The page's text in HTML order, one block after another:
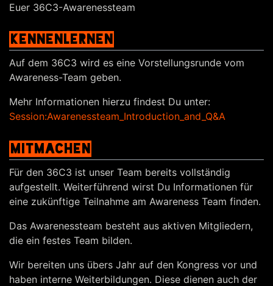
Euer 36C3-Awarenessteam
KENNENLERNEN
Auf dem 36C3 wird es eine Vorstellungsrunde vom
Awareness-Team geben.
Mehr Informationen hierzu findest Du unter:
Session:Awarenessteam_Introduction_and_Q&A
MITMACHEN
Für den 36C3 ist unser Team bereits vollständig
aufgestellt. Weiterführend wirst Du Informationen für
eine zukünftige Teilnahme am Awareness Team finden.
Das Awarenessteam besteht aus aktiven Mitgliedern,
die ein festes Team bilden.
Wir bereiten uns übers Jahr auf den Kongress vor und
haben interne Weiterbildungen. Diese dienen auch der